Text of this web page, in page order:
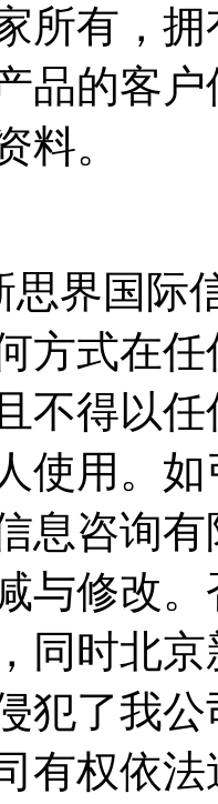
所有，
品的客
料。
思界国际
方式在
不得以
使用。
息咨询
与修改
同时北
犯了我
有权依